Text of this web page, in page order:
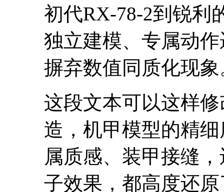
初代RX-78-2到锐利
独立建模、专属动
摒弃数值同质化现象
这段文本可以这样
造，机甲模型的精
属质感、装甲接缝
子效果，都高度还